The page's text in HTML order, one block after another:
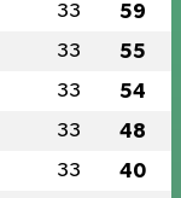
33 59
33 55
33 54
33 48
33 40